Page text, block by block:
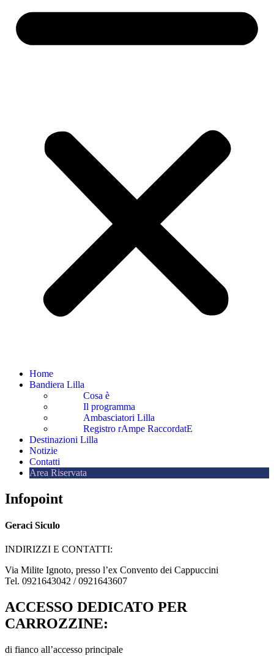
Home
Bandiera Lilla
Cosa è
Il programma
Ambasciatori Lilla
Registro rAmpe RaccordatE
Destinazioni Lilla
Notizie
Contatti
Area Riservata
Infopoint
Geraci Siculo
INDIRIZZI E CONTATTI:​
Via Milite Ignoto, presso l’ex Convento dei Cappuccini
Tel. 0921643042 / 0921643607
ACCESSO DEDICATO PER
CARROZZINE:
di fianco all’accesso principale